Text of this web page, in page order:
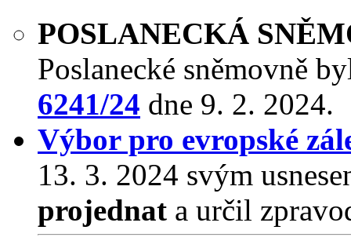
POSLANECKÁ
Poslanecké sněmovně
6241/24 dne 9. 2. 2024.
Výbor pro evropské
13. 3. 2024 svým
projednat a určil